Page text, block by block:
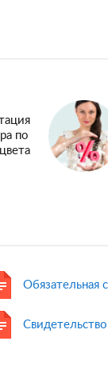
по
Обязательная